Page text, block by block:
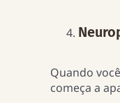
Quando
começa a